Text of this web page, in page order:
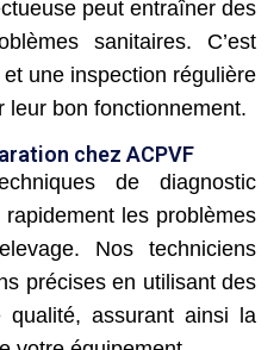
peut entraîner des
sanitaires. C’est
une inspection régulière
leur bon fonctionnement.
chez ACPVF
de diagnostic
les problèmes
Nos techniciens
précises en utilisant des
qualité, assurant ainsi la